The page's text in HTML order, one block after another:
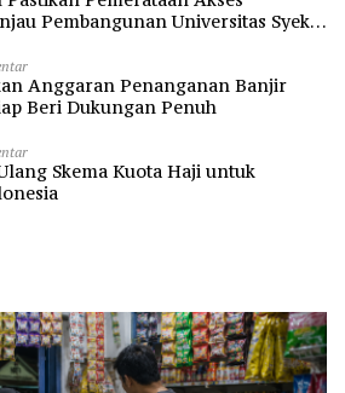
Pembangunan Universitas Syekh
Anggaran Penanganan Banjir
Beri Dukungan Penuh
Skema Kuota Haji untuk